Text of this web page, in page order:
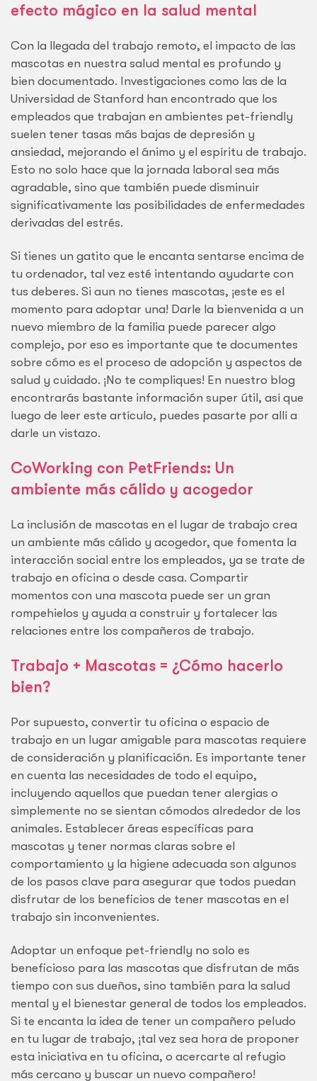
efecto mágico en la salud mental
Con la llegada del trabajo remoto, el impacto de las
mascotas en nuestra salud mental es profundo y
bien documentado. Investigaciones como las de la
Universidad de Stanford han encontrado que los
empleados que trabajan en ambientes pet-friendly
suelen tener tasas más bajas de depresión y
ansiedad, mejorando el ánimo y el espíritu de trabajo.
Esto no solo hace que la jornada laboral sea más
agradable, sino que también puede disminuir
significativamente las posibilidades de enfermedades
derivadas del estrés.
Si tienes un gatito que le encanta sentarse encima de
tu ordenador, tal vez esté intentando ayudarte con
tus deberes. Si aun no tienes mascotas, ¡este es el
momento para adoptar una! Darle la bienvenida a un
nuevo miembro de la familia puede parecer algo
complejo, por eso es importante que te documentes
sobre cómo es el proceso de adopción y aspectos de
salud y cuidado. ¡No te compliques! En nuestro blog
encontrarás bastante información super útil, así que
luego de leer este artículo, puedes pasarte por allí a
darle un vistazo.
CoWorking con PetFriends: Un
ambiente más cálido y acogedor
La inclusión de mascotas en el lugar de trabajo crea
un ambiente más cálido y acogedor, que fomenta la
interacción social entre los empleados, ya se trate de
trabajo en oficina o desde casa. Compartir
momentos con una mascota puede ser un gran
rompehielos y ayuda a construir y fortalecer las
relaciones entre los compañeros de trabajo.
Trabajo + Mascotas = ¿Cómo hacerlo
bien?
Por supuesto, convertir tu oficina o espacio de
trabajo en un lugar amigable para mascotas requiere
de consideración y planificación. Es importante tener
en cuenta las necesidades de todo el equipo,
incluyendo aquellos que puedan tener alergias o
simplemente no se sientan cómodos alrededor de los
animales. Establecer áreas específicas para
mascotas y tener normas claras sobre el
comportamiento y la higiene adecuada son algunos
de los pasos clave para asegurar que todos puedan
disfrutar de los beneficios de tener mascotas en el
trabajo sin inconvenientes.
Adoptar un enfoque pet-friendly no solo es
beneficioso para las mascotas que disfrutan de más
tiempo con sus dueños, sino también para la salud
mental y el bienestar general de todos los empleados.
Si te encanta la idea de tener un compañero peludo
en tu lugar de trabajo, ¡tal vez sea hora de proponer
esta iniciativa en tu oficina, o acercarte al refugio
más cercano y buscar un nuevo compañero!